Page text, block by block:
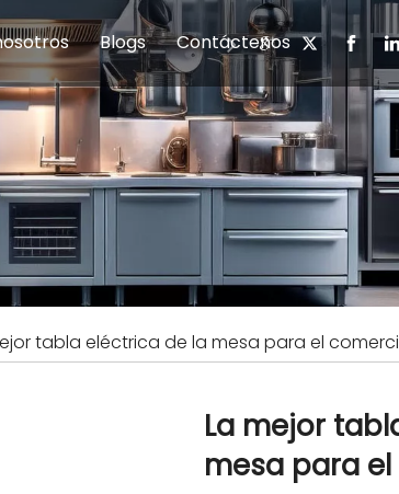
Equipo de cocina chino
Equipo de bebidas
Comedor del personal Negocios e
Restaurante y comida rápida
Preguntas frecuentes
de la empresa Historia del desarrollo
Blogs Contáctenos
tabla eléctrica de la mesa para el
La mejor
mesa para